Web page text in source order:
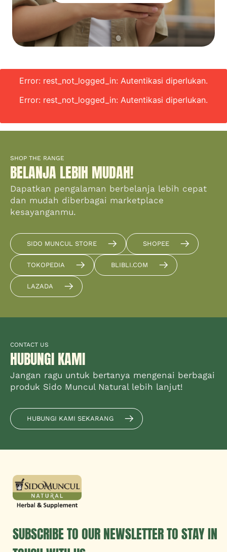
Error: rest_not_logged_in: Autentikasi diperlukan.
Error: rest_not_logged_in: Autentikasi diperlukan.
SHOP THE RANGE
BELANJA LEBIH MUDAH!
Dapatkan pengalaman berbelanja lebih cepat
dan mudah diberbagai marketplace
kesayanganmu.
SIDO MUNCUL STORE SHOPEE
TOKOPEDIA BLIBLI.COM
LAZADA
CONTACT US
HUBUNGI KAMI
Jangan ragu untuk bertanya mengenai berbagai
produk Sido Muncul Natural lebih lanjut!
HUBUNGI KAMI SEKARANG
SUBSCRIBE TO OUR NEWSLETTER TO STAY IN